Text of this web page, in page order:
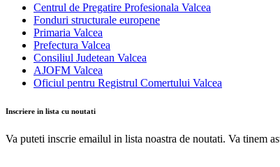
Centrul de Pregatire Profesionala Valcea
Fonduri structurale europene
Primaria Valcea
Prefectura Valcea
Consiliul Judetean Valcea
AJOFM Valcea
Oficiul pentru Registrul Comertului Valcea
Inscriere in lista cu noutati
Va puteti inscrie emailul in lista noastra de noutati. Va tinem